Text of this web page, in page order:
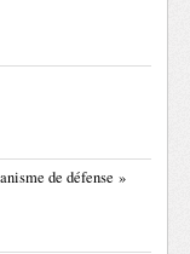
de défense »